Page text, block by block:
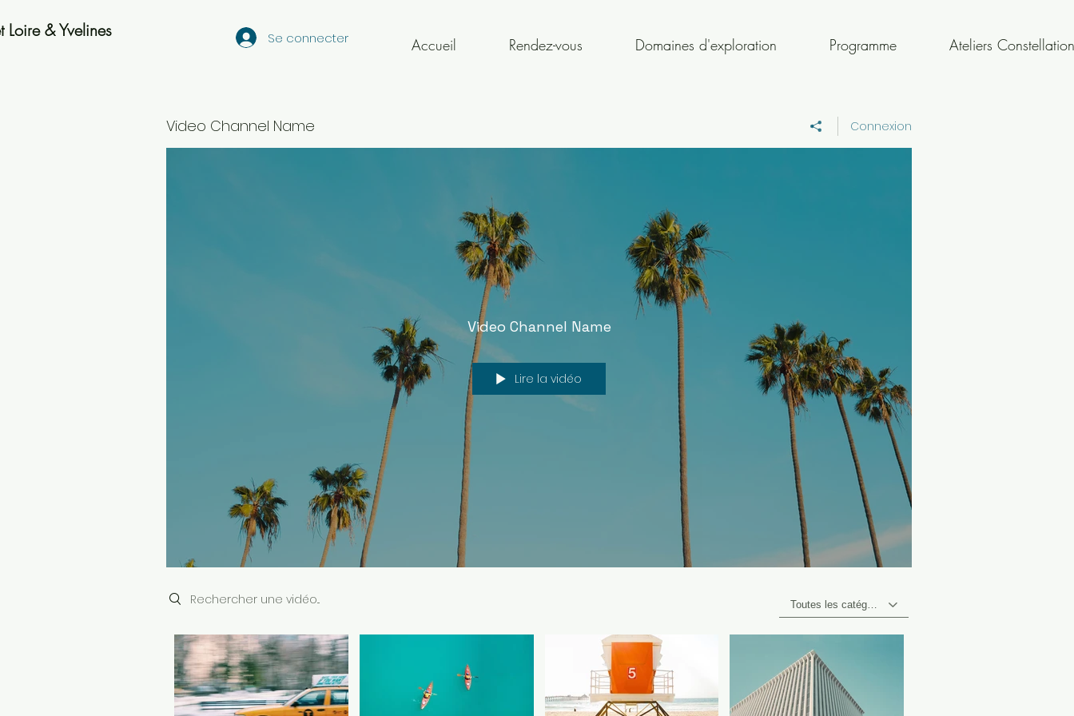
& Yvelines Se connecter Accueil Rendez-vous Domaines d'exploration Programme Ateliers
Video Channel Name Connexion
Video Channel Name
Lire la vidéo
Search videos
Toutes les catégories